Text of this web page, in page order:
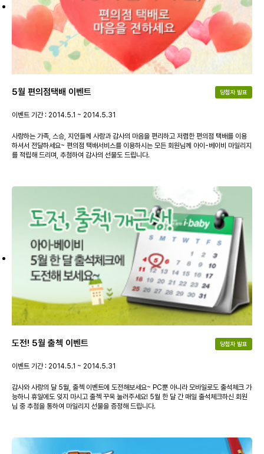
5월 편의점택배 이벤트 당첨자 발표
이벤트 기간 : 2014.5.1 ~ 2014.5.31
사랑하는 가족, 스승, 지인들께 사랑과 감사의 마음을 편리하고 저렴한 편의점 택배를 이용
하셔서 전달하세요~ 편의점 택배서비스를 이용하시는 모든 회원님께 아이-베이비 마일리지
를 적립해 드리며, 추첨하여 감사의 선물도 드립니다.
도전! 5월 출첵 이벤트 당첨자 발표
이벤트 기간 : 2014.5.1 ~ 2014.5.31
감사와 사랑의 달 5월, 출첵 이벤트에 도전해보세요~ PC뿐 아니라 모바일로도 출석체크 가
능하니 휴일에도 잊지 마시고 출첵 꾸욱 눌러주세요! 5월 한 달 간 매일 출석체크하신 회원
님 중 추첨을 통하여 마일리지 선물을 증정해 드립니다.